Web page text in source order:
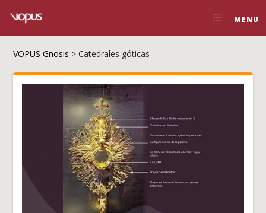
MENU
VOPUS Gnosis >Catedrales góticas